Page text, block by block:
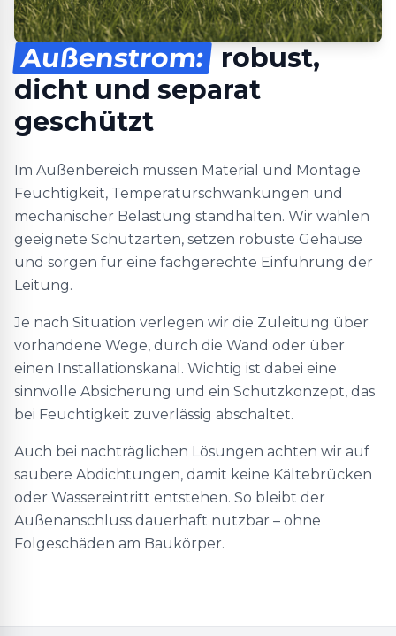
Außenstrom: robust,
dicht und separat
geschützt
Im Außenbereich müssen Material und Montage
Feuchtigkeit, Temperaturschwankungen und
mechanischer Belastung standhalten. Wir wählen
geeignete Schutzarten, setzen robuste Gehäuse
und sorgen für eine fachgerechte Einführung der
Leitung.
Je nach Situation verlegen wir die Zuleitung über
vorhandene Wege, durch die Wand oder über
einen Installationskanal. Wichtig ist dabei eine
sinnvolle Absicherung und ein Schutzkonzept, das
bei Feuchtigkeit zuverlässig abschaltet.
Auch bei nachträglichen Lösungen achten wir auf
saubere Abdichtungen, damit keine Kältebrücken
oder Wassereintritt entstehen. So bleibt der
Außenanschluss dauerhaft nutzbar – ohne
Folgeschäden am Baukörper.